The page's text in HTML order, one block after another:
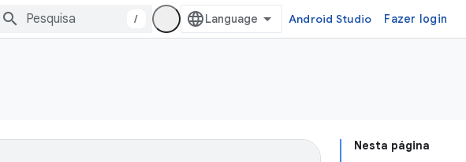
/ Android Studio Fazer login
Nesta página